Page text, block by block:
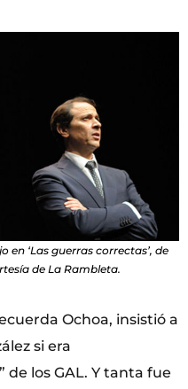
en ‘Las guerras correctas’, de
de La Rambleta.
Ochoa, insistió a
si era
los GAL. Y tanta fue